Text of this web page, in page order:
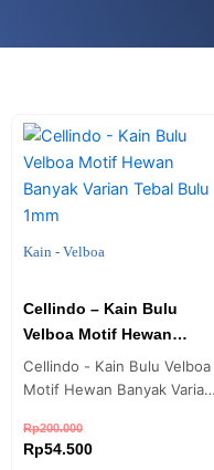
Kain - Velboa
Cellindo – Kain Bulu
Velboa Motif Hewan
Banyak Varian Tebal Bulu
1mm
Cellindo - Kain Bulu Velboa
Motif Hewan Banyak Varian
Spesifikasi Kain Velboa Motif
hewan - Lebar 160cm - 1
Rp200.000
Harga
aslinya
adalah:
Rp200.000.
Rp54.500
saat
ini
adalah: